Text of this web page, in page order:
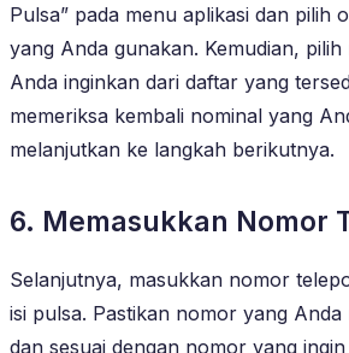
Pulsa” pada menu aplikasi dan pilih
yang Anda gunakan. Kemudian,
Anda inginkan dari daftar yang
memeriksa kembali nominal yang
melanjutkan ke langkah berikutnya.
6. Memasukkan Nomor
Selanjutnya, masukkan nomor
isi pulsa. Pastikan nomor yang
dan sesuai dengan nomor yang